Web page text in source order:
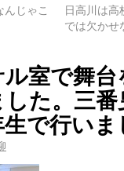
じゃこ
日高川は
では欠かせ
室で舞
た。三
で行い